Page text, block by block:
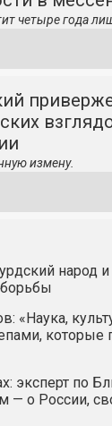
четыре года
измену.
народ
«Наука,
которые
эксперт по
— о России,